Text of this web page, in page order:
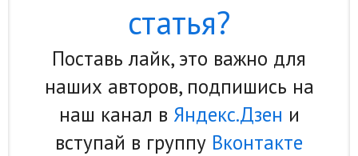
статья?
Поставь лайк, это важно для
наших авторов, подпишись на
наш канал в Яндекс.Дзен и
вступай в группу Вконтакте